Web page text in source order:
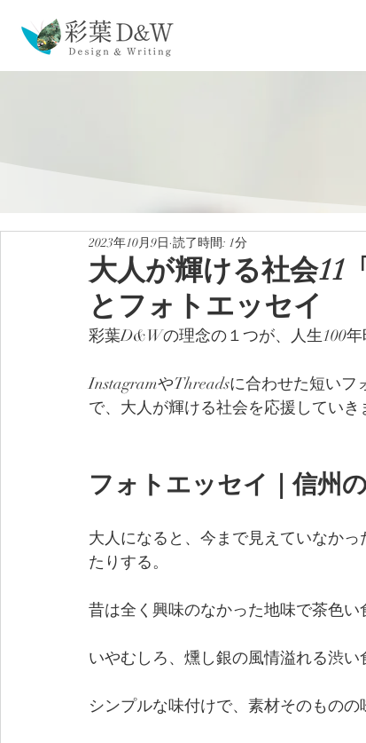
大人が輝ける社会11
とフォトエッセイ
2023年10月9日 読了時間: 1分
彩葉D&Wの理念の１つが、人生100
InstagramやThreadsに合わせた短いフ
で、大人が輝ける社会を応援していき
フォトエッセイ｜信州
大人になると、今まで見えていなか
たりする。
昔は全く興味のなかった地味で茶色い
いやむしろ、燻し銀の風情溢れる渋い
シンプルな味付けで、素材そのもの